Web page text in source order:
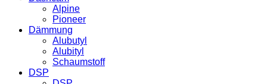
Alpine
Pioneer
Dämmung
Alubutyl
Alubityl
Schaumstoff
DSP